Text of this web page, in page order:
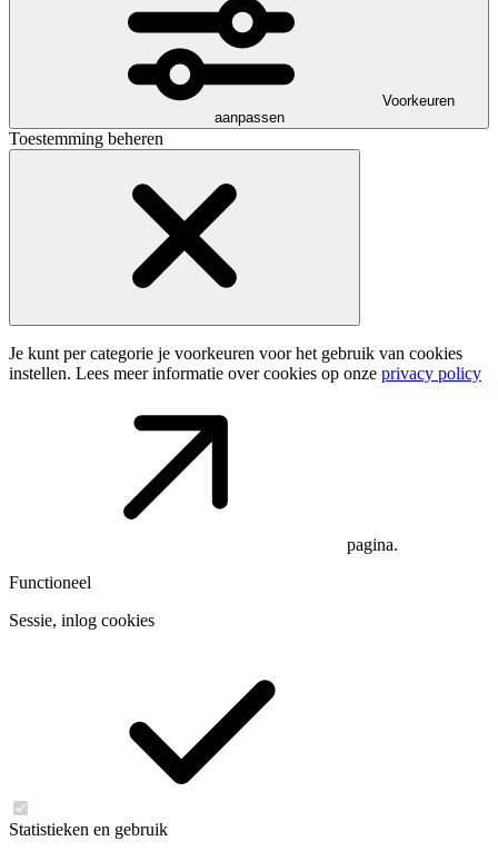
Voorkeuren
aanpassen
Toestemming beheren
Je kunt per categorie je voorkeuren voor het gebruik van cookies
instellen. Lees meer informatie over cookies op onze privacy policy
pagina.
Functioneel
Sessie, inlog cookies
Statistieken en gebruik